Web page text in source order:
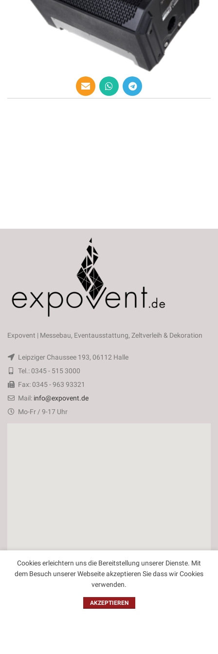
Expovent | Messebau, Eventausstattung, Zeltverleih & Dekoration
Leipziger Chaussee 193, 06112 Halle
Tel.: 0345 - 515 3000
Fax: 0345 - 963 93321
Mail: info@expovent.de
Mo-Fr / 9-17 Uhr
Cookies erleichtern uns die Bereitstellung unserer Dienste. Mit
dem Besuch unserer Webseite akzeptieren Sie dass wir Cookies
verwenden.
AKZEPTIEREN